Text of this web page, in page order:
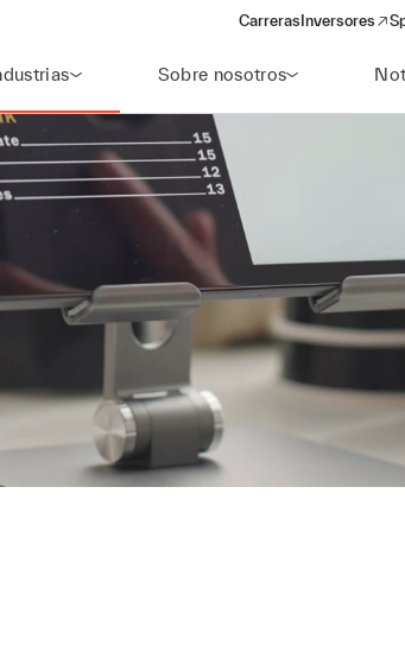
Carreras Inversores
(opens in a
Sobre nosotros